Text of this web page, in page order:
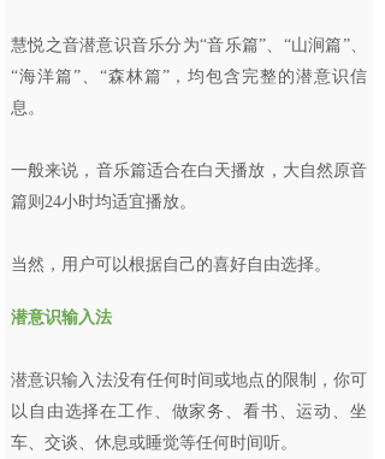
慧悦之音潜意识音乐分为“音乐篇”、“山涧篇”、
“海洋篇”、“森林篇”，均包含完整的潜意识信
息。
一般来说，音乐篇适合在白天播放，大自然原音
篇则24小时均适宜播放。
当然，用户可以根据自己的喜好自由选择。
潜意识输入法
潜意识输入法没有任何时间或地点的限制，你可
以自由选择在工作、做家务、看书、运动、坐
车、交谈、休息或睡觉等任何时间听。